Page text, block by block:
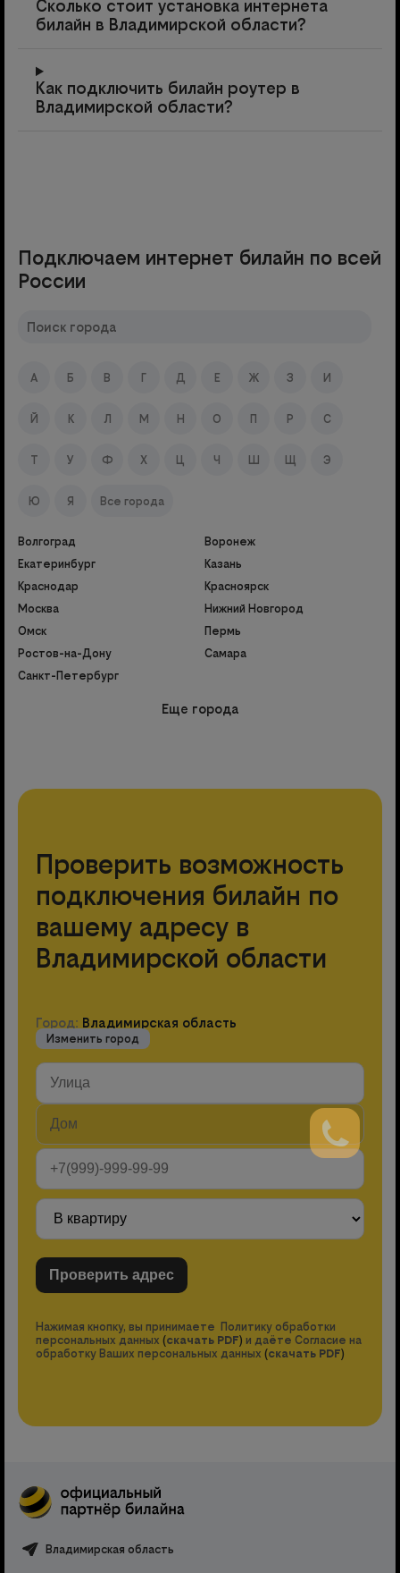
Сколько стоит установка интернета
билайн в Владимирской области?
Как подключить билайн роутер в
Владимирской области?
Подключаем интернет билайн по всей
России
А Б В Г Д Е Ж З И
Й К Л М Н О П Р С
Т У Ф Х Ц Ч Ш Щ Э
Ю Я Все города
Волгоград
Воронеж
Екатеринбург
Казань
Краснодар
Красноярск
Москва
Нижний Новгород
Омск
Пермь
Ростов-на-Дону
Самара
Санкт-Петербург
Еще города
Проверить возможность
подключения билайн по
вашему адресу в
Владимирской области
Город: Владимирская область
Изменить город
Нажимая кнопку, вы принимаете Политику обработки
персональных данных (скачать PDF) и даёте Согласие на
обработку Ваших персональных данных (скачать PDF)
Владимирская область